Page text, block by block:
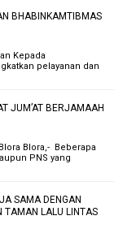
BHABINKAMTIBMAS
Kepada
pelayanan dan
JUM’AT BERJAMAAH
Blora,- Beberapa
PNS yang
SAMA DENGAN
TAMAN LALU LINTAS